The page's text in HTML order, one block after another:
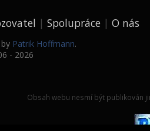
Spolupráce O nás
Patrik Hoffmann.
- 2026
Obsah webu nesmí být publikován